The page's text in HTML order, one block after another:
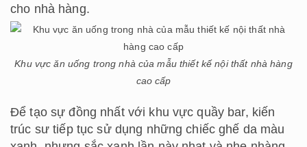
cho nhà hàng.
Khu vực ăn uống trong nhà của mẫu thiết kế nội thất nhà hàng
cao cấp
Để tạo sự đồng nhất với khu vực quầy bar, kiến
trúc sư tiếp tục sử dụng những chiếc ghế da màu